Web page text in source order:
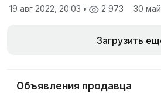
19 авг 2022, 20:03 • 2 973
30 май
Загрузить
Объявления продавца